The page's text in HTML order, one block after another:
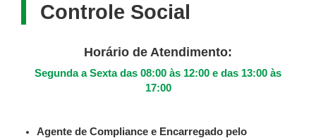
Controle Social
Horário de Atendimento:
Segunda a Sexta das 08:00 às 12:00 e das 13:00 às
17:00
Agente de Compliance e Encarregado pelo